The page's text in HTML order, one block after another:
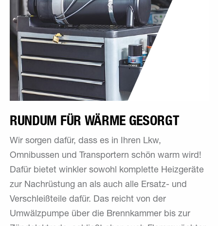
RUNDUM FÜR WÄRME GESORGT
Wir sorgen dafür, dass es in Ihren Lkw,
Omnibussen und Transportern schön warm wird!
Dafür bietet winkler sowohl komplette Heizgeräte
zur Nachrüstung an als auch alle Ersatz- und
Verschleißteile dafür. Das reicht von der
Umwälzpumpe über die Brennkammer bis zur